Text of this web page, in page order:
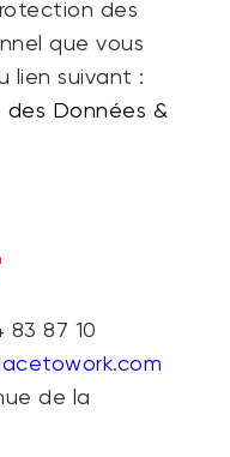
des
que vous
lien suivant :
Données &
83 87 10
de la